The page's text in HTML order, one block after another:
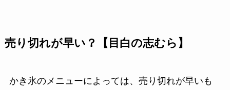
売り切れが早い？【目白の志むら】
かき氷のメニューによっては、売り切れが早いも